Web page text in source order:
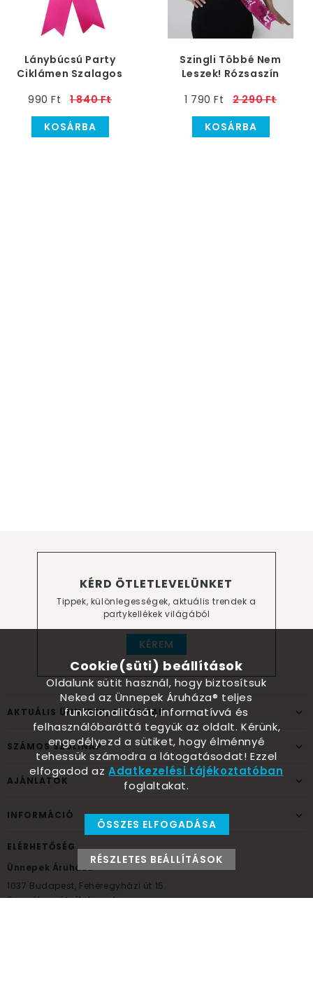
Lánybúcsú Party
Ciklámen Szalagos
Fehér
990 Ft
1 840 Ft
KOSÁRBA
Szingli Többé Nem
Leszek! Rózsaszín
Lánybúcsúra
1 790 Ft
2 290 Ft
KOSÁRBA
KÉRD ÖTLETLEVELÜNKET
Tippek, különlegességek, aktuális trendek a
partykellékek világából
KÉREM
AKTUÁLIS ÜNNEPEK, ALKALMAK
SZÁMOS SZÜLINAP
AJÁNLATOK
INFORMÁCIÓ
ELÉRHETŐSÉG
Ünnepek Áruháza
1037 Budapest, Fehéregyházi út 15.
Személyes átvételi pont
Cookie(süti) beállítások
Oldalunk sütit használ, hogy biztosítsuk
Neked az Ünnepek Áruháza® teljes
funkcionalitását, informatívvá és
felhasználóbaráttá tegyük az oldalt. Kérünk,
engedélyezd a sütiket, hogy élménnyé
tehessük számodra a látogatásodat! Ezzel
elfogadod azAdatkezelési tájékoztatóban
foglaltakat.
ÖSSZES ELFOGADÁSA
RÉSZLETES BEÁLLÍTÁSOK